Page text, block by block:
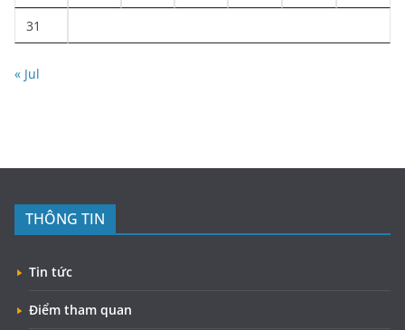
31
« Jul
THÔNG TIN
Tin tức
Điểm tham quan